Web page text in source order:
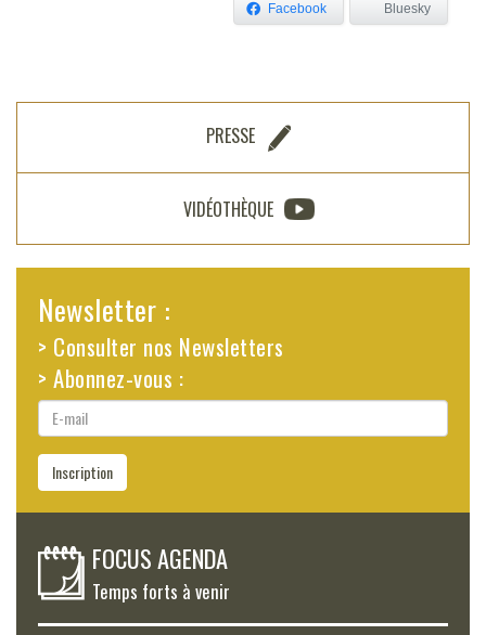
Facebook Bluesky
PRESSE
VIDÉOTHÈQUE
Newsletter :
> Consulter nos Newsletters
> Abonnez-vous :
E-
mail
Inscription
FOCUS AGENDA
Temps forts à venir